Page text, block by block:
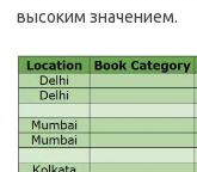
высоким значением.